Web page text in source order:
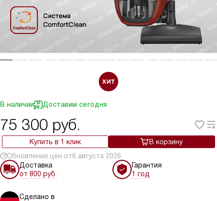
В наличии Доставим сегодня
75 300 руб.
Купить в 1 клик
В корзину
Обновление цен от6 августа 2026
Доставка
от 800 руб.
Гарантия
1 год
Сделано в